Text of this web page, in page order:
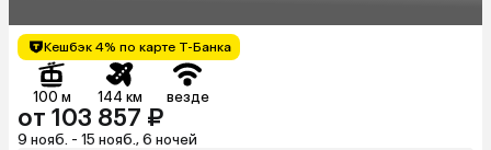
Кешбэк 4% по карте Т-Банка
100 м 144 км везде
от 103 857 ₽
9 нояб. - 15 нояб., 6 ночей